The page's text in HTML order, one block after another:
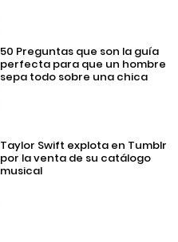
50 Preguntas que son la guía
perfecta para que un hombre
sepa todo sobre una chica
Taylor Swift explota en Tumblr
por la venta de su catálogo
musical